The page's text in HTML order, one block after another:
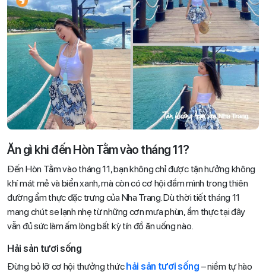
Ăn gì khi đến Hòn Tằm vào tháng 11?
Đến Hòn Tằm vào tháng 11, bạn không chỉ được tận hưởng không
khí mát mẻ và biển xanh, mà còn có cơ hội đắm mình trong thiên
đường ẩm thực đặc trưng của Nha Trang. Dù thời tiết tháng 11
mang chút se lạnh nhẹ từ những cơn mưa phùn, ẩm thực tại đây
vẫn đủ sức làm ấm lòng bất kỳ tín đồ ăn uống nào.
Hải sản tươi sống
Đừng bỏ lỡ cơ hội thưởng thứchải sản tươi sống – niềm tự hào